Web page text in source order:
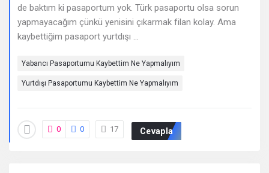
sonuncu
Sorular
de baktım ki pasaportum yok. Türk pasaportu olsa sorun
yapmayacağım çünkü yenisini çıkarmak filan kolay. Ama
kaybettiğim pasaport yurtdışı ...
Yabancı Pasaportumu Kaybettim Ne Yapmalıyım
Yurtdışı Pasaportumu Kaybettim Ne Yapmalıyım
0 0 17 Cevapla